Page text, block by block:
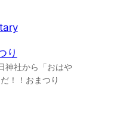
り
神社から「おはや
！！おまつり